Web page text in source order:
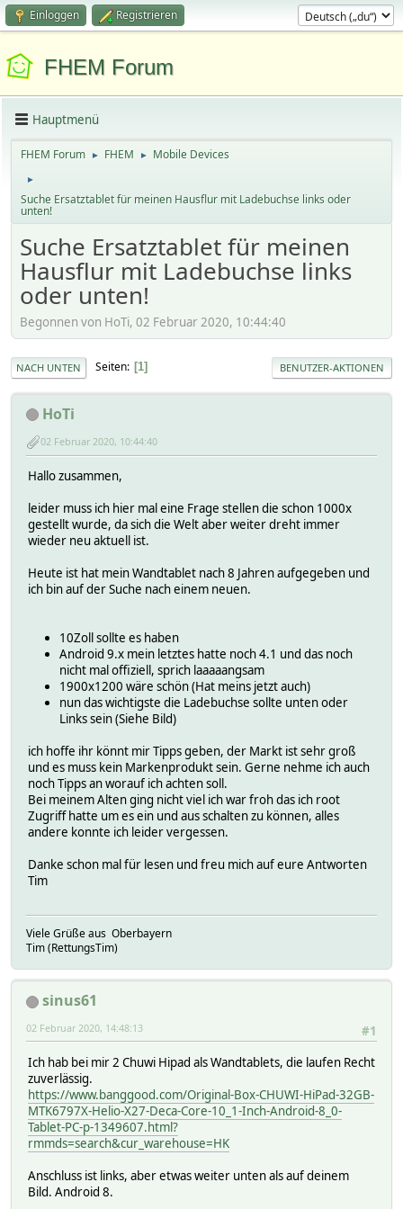
Einloggen Registrieren
FHEM Forum
Hauptmenü
FHEM Forum ► FHEM ► Mobile Devices
►
Suche Ersatztablet für meinen Hausflur mit Ladebuchse links oder
unten!
Suche Ersatztablet für meinen
Hausflur mit Ladebuchse links
oder unten!
Begonnen von HoTi, 02 Februar 2020, 10:44:40
NACH UNTEN Seiten 1 BENUTZER-AKTIONEN
HoTi
02 Februar 2020, 10:44:40
Hallo zusammen,
leider muss ich hier mal eine Frage stellen die schon 1000x
gestellt wurde, da sich die Welt aber weiter dreht immer
wieder neu aktuell ist.
Heute ist hat mein Wandtablet nach 8 Jahren aufgegeben und
ich bin auf der Suche nach einem neuen.
10Zoll sollte es haben
Android 9.x mein letztes hatte noch 4.1 und das noch
nicht mal offiziell, sprich laaaaangsam
1900x1200 wäre schön (Hat meins jetzt auch)
nun das wichtigste die Ladebuchse sollte unten oder
Links sein (Siehe Bild)
ich hoffe ihr könnt mir Tipps geben, der Markt ist sehr groß
und es muss kein Markenprodukt sein. Gerne nehme ich auch
noch Tipps an worauf ich achten soll.
Bei meinem Alten ging nicht viel ich war froh das ich root
Zugriff hatte um es ein und aus schalten zu können, alles
andere konnte ich leider vergessen.
Danke schon mal für lesen und freu mich auf eure Antworten
Tim
Viele Grüße aus Oberbayern
Tim (RettungsTim)
sinus61
#1
02 Februar 2020, 14:48:13
Ich hab bei mir 2 Chuwi Hipad als Wandtablets, die laufen Recht
zuverlässig.
https://www.banggood.com/Original-Box-CHUWI-HiPad-32GB-
MTK6797X-Helio-X27-Deca-Core-10_1-Inch-Android-8_0-
Tablet-PC-p-1349607.html?
rmmds=search&cur_warehouse=HK
Anschluss ist links, aber etwas weiter unten als auf deinem
Bild. Android 8.